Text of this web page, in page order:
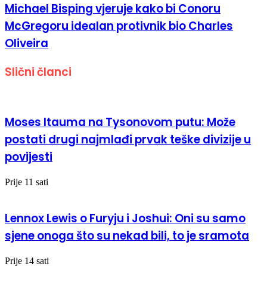
Michael Bisping vjeruje kako bi Conoru
McGregoru idealan protivnik bio Charles
Oliveira
Slični članci
Moses Itauma na Tysonovom putu: Može
postati drugi najmlađi prvak teške divizije u
povijesti
Prije 11 sati
Lennox Lewis o Furyju i Joshui: Oni su samo
sjene onoga što su nekad bili, to je sramota
Prije 14 sati